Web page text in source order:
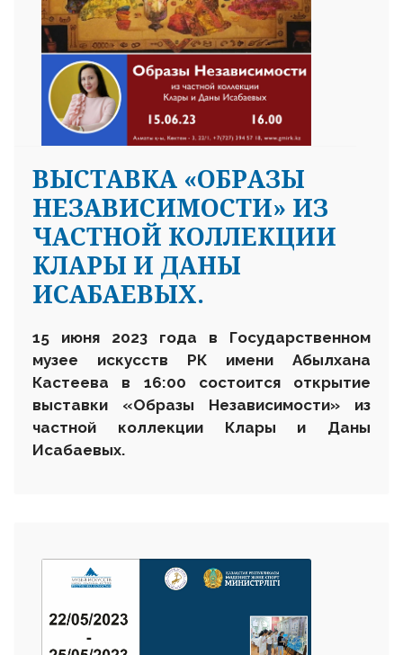
ВЫСТАВКА «ОБРАЗЫ
НЕЗАВИСИМОСТИ» ИЗ
ЧАСТНОЙ КОЛЛЕКЦИИ
КЛАРЫ И ДАНЫ
ИСАБАЕВЫХ.
15 июня 2023 года в Государственном
музее искусств РК имени Абылхана
Кастеева в 16:00 состоится открытие
выставки «Образы Независимости» из
частной коллекции Клары и Даны
Исабаевых.